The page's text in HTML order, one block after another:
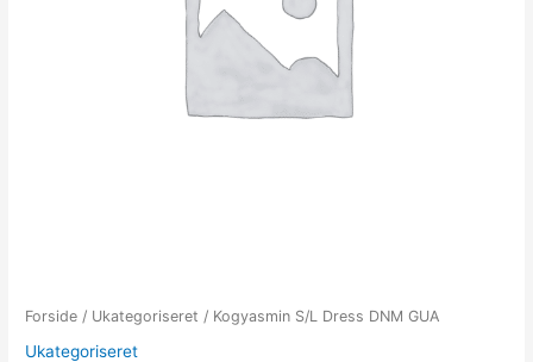
Forside / Ukategoriseret / Kogyasmin S/L Dress DNM GUA
Ukategoriseret